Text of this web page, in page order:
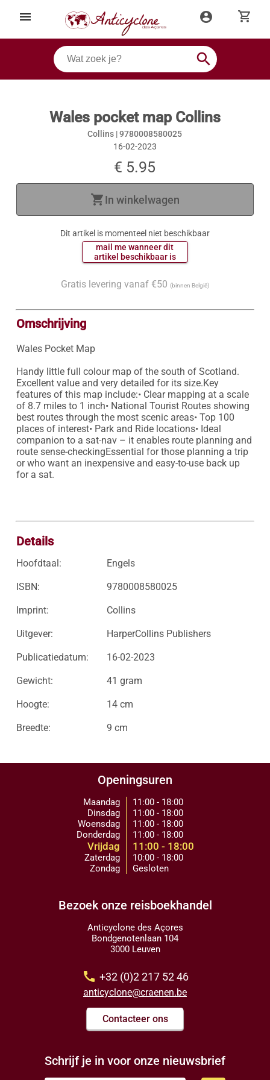
menu account_circle shopping_cart
search
Wales pocket map Collins
Collins |9780008580025
16-02-2023
€ 5.95
shopping_cartIn winkelwagen
Dit artikel is momenteel niet beschikbaar
mail me wanneer dit
artikel beschikbaar is
Gratis levering vanaf €50 (binnen België)
Omschrijving
Wales Pocket Map
Handy little full colour map of the south of Scotland.
Excellent value and very detailed for its size.Key
features of this map include:• Clear mapping at a scale
of 8.7 miles to 1 inch• National Tourist Routes showing
best routes through the most scenic areas• Top 100
places of interest• Park and Ride locations• Ideal
companion to a sat-nav – it enables route planning and
route sense-checkingEssential for those planning a trip
or who want an inexpensive and easy-to-use back up
for a sat.
Details
Hoofdtaal: Engels
ISBN: 9780008580025
Imprint: Collins
Uitgever: HarperCollins Publishers
Publicatiedatum: 16-02-2023
Gewicht: 41 gram
Hoogte: 14 cm
Breedte: 9 cm
Openingsuren
Maandag
Dinsdag
Woensdag
Donderdag
Vrijdag
Zaterdag
Zondag
11:00 - 18:00
11:00 - 18:00
11:00 - 18:00
11:00 - 18:00
11:00 - 18:00
10:00 - 18:00
Gesloten
Bezoek onze reisboekhandel
Anticyclone des Açores
Bondgenotenlaan 104
3000 Leuven
call +32 (0)2 217 52 46
anticyclone@craenen.be
Contacteer ons
Schrijf je in voor onze nieuwsbrief